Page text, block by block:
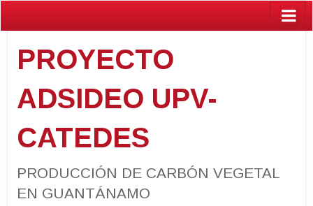
PROYECTO
ADSIDEO UPV-
CATEDES
PRODUCCIÓN DE CARBÓN VEGETAL
EN GUANTÁNAMO